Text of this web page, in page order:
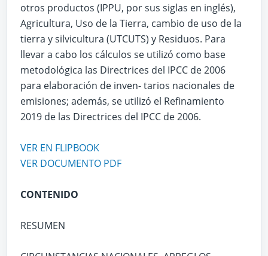
otros productos (IPPU, por sus siglas en inglés),
Agricultura, Uso de la Tierra, cambio de uso de la
tierra y silvicultura (UTCUTS) y Residuos. Para
llevar a cabo los cálculos se utilizó como base
metodológica las Directrices del IPCC de 2006
para elaboración de inven- tarios nacionales de
emisiones; además, se utilizó el Refinamiento
2019 de las Directrices del IPCC de 2006.
VER EN FLIPBOOK
VER DOCUMENTO PDF
CONTENIDO
RESUMEN